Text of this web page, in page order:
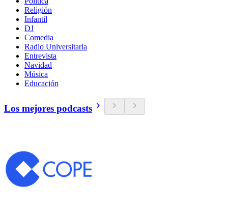
Religión
Infantil
DJ
Comedia
Radio Universitaria
Entrevista
Navidad
Música
Educación
Los mejores podcasts